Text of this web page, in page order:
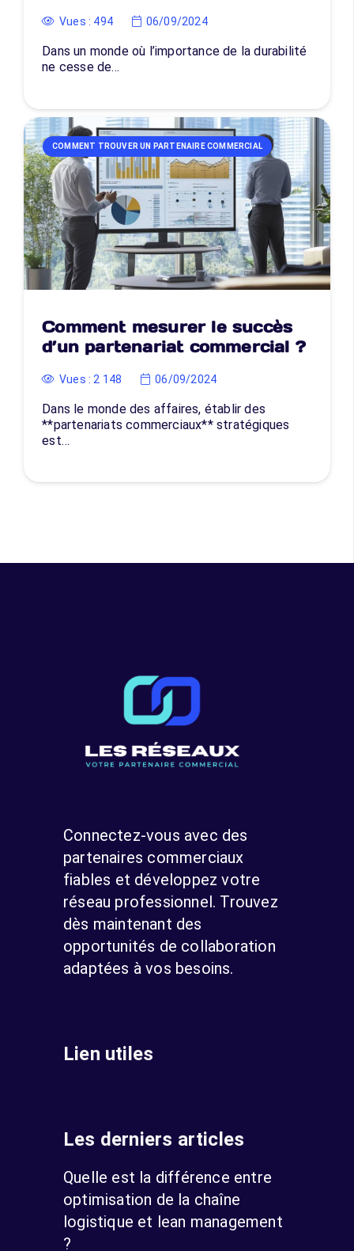
Vues : 494 06/09/2024
Dans un monde où l’importance de la durabilité
ne cesse de…
COMMENT TROUVER UN PARTENAIRE COMMERCIAL
Comment mesurer le succès
d’un partenariat commercial ?
Vues : 2 148 06/09/2024
Dans le monde des affaires, établir des
**partenariats commerciaux** stratégiques
est…
Connectez-vous avec des
partenaires commerciaux
fiables et développez votre
réseau professionnel. Trouvez
dès maintenant des
opportunités de collaboration
adaptées à vos besoins.
Lien utiles
Les derniers articles
Quelle est la différence entre
optimisation de la chaîne
logistique et lean management
?